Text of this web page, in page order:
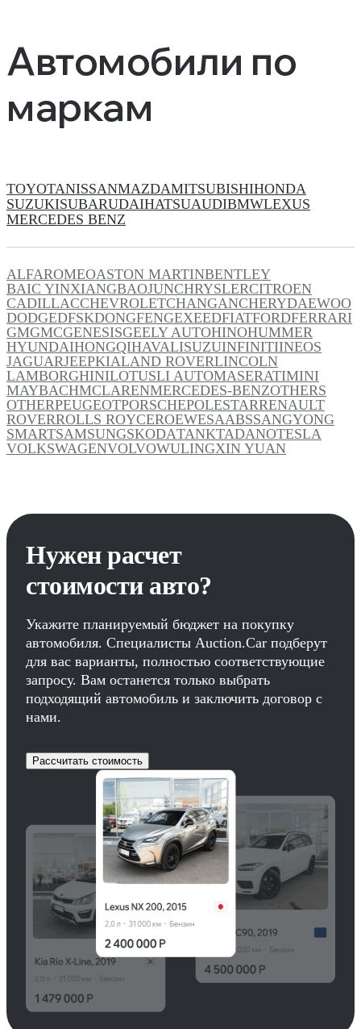
Автомобили по
маркам
TOYOTANISSANMAZDAMITSUBISHIHONDA
SUZUKISUBARUDAIHATSUAUDIBMWLEXUS
MERCEDES BENZ
ALFAROMEOASTON MARTINBENTLEY
BAIC YINXIANGBAOJUNCHRYSLERCITROEN
CADILLACCHEVROLETCHANGANCHERYDAEWOO
DODGEDFSKDONGFENGEXEEDFIATFORDFERRARI
GMGMCGENESISGEELY AUTOHINOHUMMER
HYUNDAIHONGQIHAVALISUZUINFINITIINEOS
JAGUARJEEPKIALAND ROVERLINCOLN
LAMBORGHINILOTUSLI AUTOMASERATIMINI
MAYBACHMCLARENMERCEDES-BENZOTHERS
OTHERPEUGEOTPORSCHEPOLESTARRENAULT
ROVERROLLS ROYCEROEWESAABSSANGYONG
SMARTSAMSUNGSKODATANKTADANOTESLA
VOLKSWAGENVOLVOWULINGXIN YUAN
Нужен расчет
стоимости авто?
Укажите планируемый бюджет на покупку
автомобиля. Специалисты Auction.Car подберут
для вас варианты, полностью соответствующие
запросу. Вам останется только выбрать
подходящий автомобиль и заключить договор с
нами.
Рассчитать стоимость